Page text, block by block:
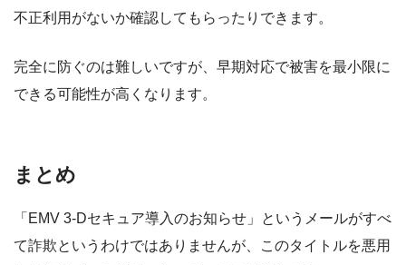
不正利用がないか確認してもらったりできます。
完全に防ぐのは難しいですが、早期対応で被害を最小限に
できる可能性が高くなります。
まとめ
「EMV 3-Dセキュア導入のお知らせ」というメールがすべ
て詐欺というわけではありませんが、このタイトルを悪用